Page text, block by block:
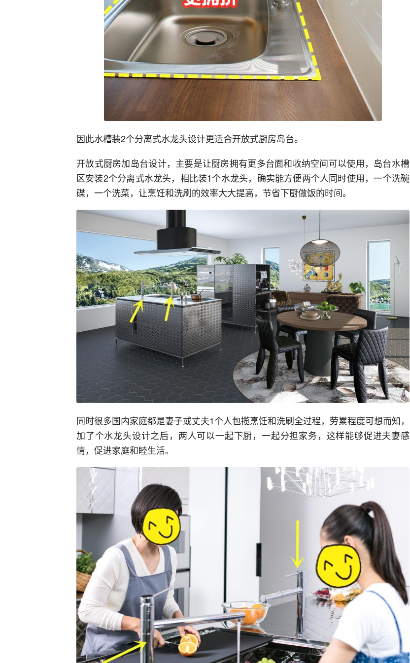
因此水槽装2个分离式水龙头设计更适合开放式厨房岛台。
开放式厨房加岛台设计，主要是让厨房拥有更多台面和收纳空间可以使用，岛台水槽
区安装2个分离式水龙头，相比装1个水龙头，确实能方便两个人同时使用，一个洗碗
碟，一个洗菜，让烹饪和洗刷的效率大大提高，节省下厨做饭的时间。
同时很多国内家庭都是妻子或丈夫1个人包揽烹饪和洗刷全过程，劳累程度可想而知，
加了个水龙头设计之后，两人可以一起下厨，一起分担家务，这样能够促进夫妻感
情，促进家庭和睦生活。